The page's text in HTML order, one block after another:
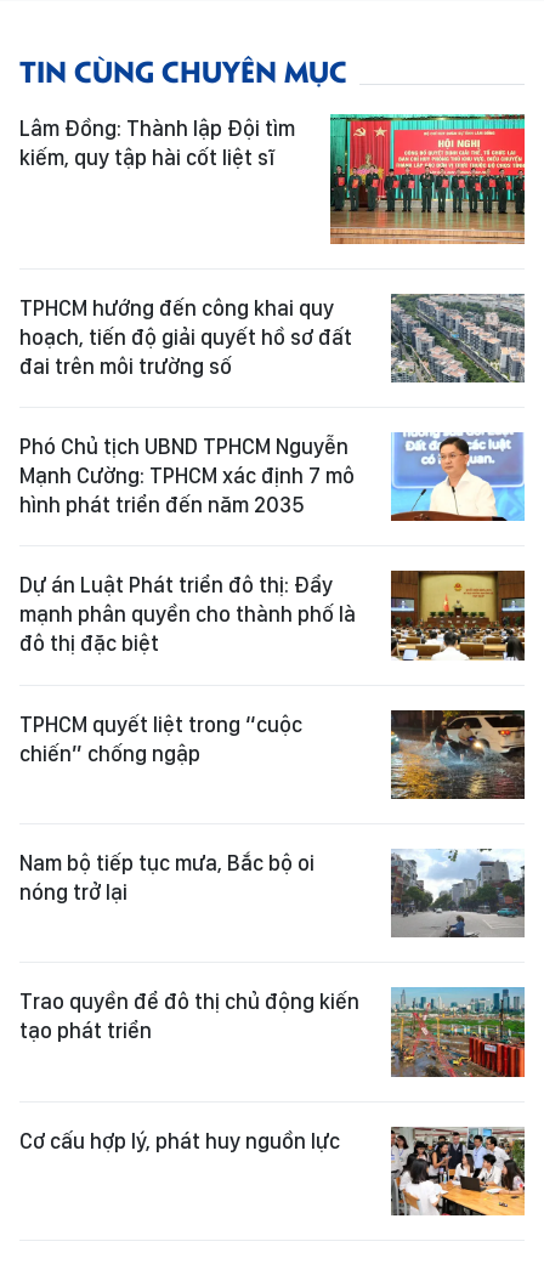
TIN CÙNG CHUYÊN MỤC
Lâm Đồng: Thành lập Đội tìm
kiếm, quy tập hài cốt liệt sĩ
TPHCM hướng đến công khai quy
hoạch, tiến độ giải quyết hồ sơ đất
đai trên môi trường số
Phó Chủ tịch UBND TPHCM Nguyễn
Mạnh Cường: TPHCM xác định 7 mô
hình phát triển đến năm 2035
Dự án Luật Phát triển đô thị: Đẩy
mạnh phân quyền cho thành phố là
đô thị đặc biệt
TPHCM quyết liệt trong “cuộc
chiến” chống ngập
Nam bộ tiếp tục mưa, Bắc bộ oi
nóng trở lại
Trao quyền để đô thị chủ động kiến
tạo phát triển
Cơ cấu hợp lý, phát huy nguồn lực